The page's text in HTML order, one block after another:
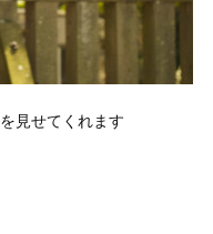
見せてくれます